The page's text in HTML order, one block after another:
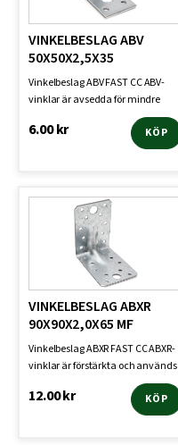
VINKELBESLAG ABV
50X50X2,5X35
Vinkelbeslag ABV FAST CC ABV-
vinklar är avsedda för mindre
belastningar och anvä…
6.00kr KÖP
VINKELBESLAG ABXR
90X90X2,0X65 MF
Vinkelbeslag ABXR FAST CC ABXR-
vinklar är förstärkta och används
12.00kr KÖP